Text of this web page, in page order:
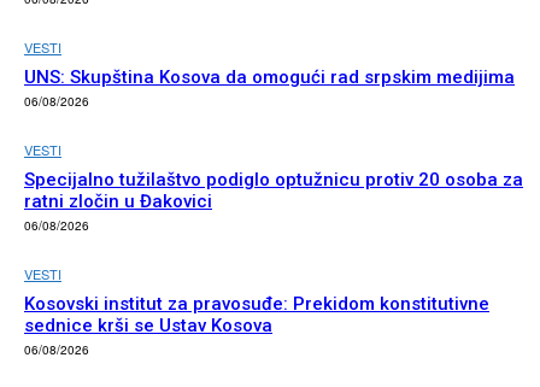
VESTI
UNS: Skupština Kosova da omogući rad srpskim medijima
06/08/2026
VESTI
Specijalno tužilaštvo podiglo optužnicu protiv 20 osoba za
ratni zločin u Đakovici
06/08/2026
VESTI
Kosovski institut za pravosuđe: Prekidom konstitutivne
sednice krši se Ustav Kosova
06/08/2026